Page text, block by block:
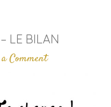
LE BILAN
Comment